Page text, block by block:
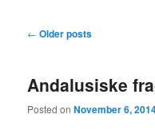
Post
← Older posts
Andalusiske
Posted onNovember 6,